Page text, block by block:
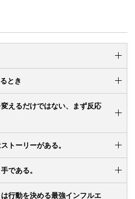
とき
えるだけではない、まず反応
トーリーがある。
である。
行動を決める最強インフルエ